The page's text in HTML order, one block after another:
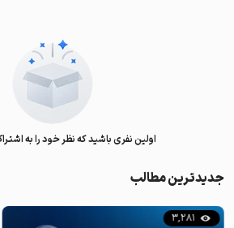
اولین نفری باشید که نظر خود را به
جدیدترین مطالب
3,281